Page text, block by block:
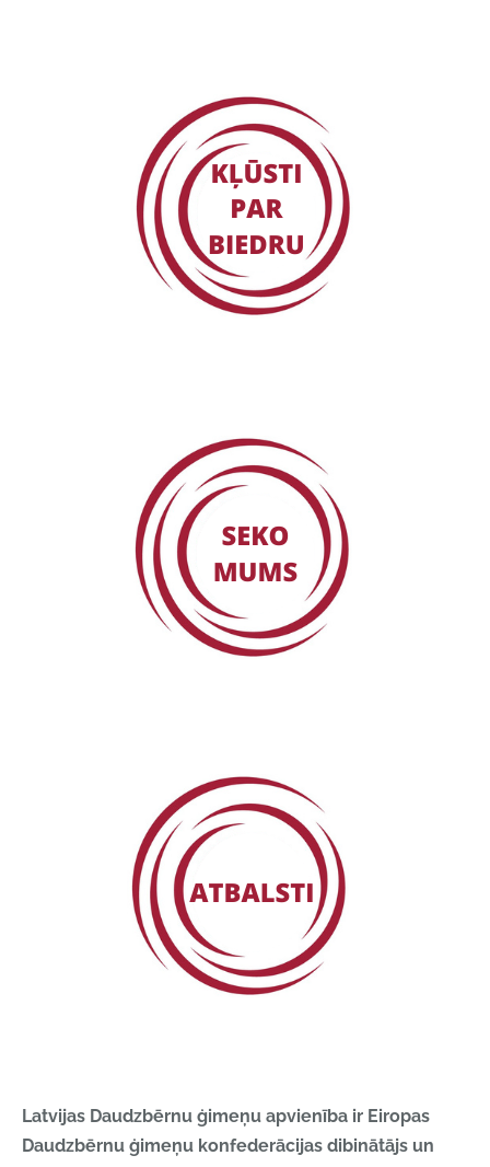
Latvijas Daudzbērnu ģimeņu apvienība ir Eiropas
Daudzbērnu ģimeņu konfederācijas dibinātājs un